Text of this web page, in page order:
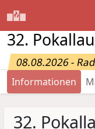
32.
08.08.2026 -
Informationen
32.